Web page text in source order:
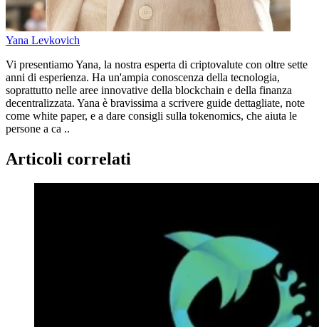
Yana Levkovich
Vi presentiamo Yana, la nostra esperta di criptovalute con oltre sette
anni di esperienza. Ha un'ampia conoscenza della tecnologia,
soprattutto nelle aree innovative della blockchain e della finanza
decentralizzata. Yana è bravissima a scrivere guide dettagliate, note
come white paper, e a dare consigli sulla tokenomics, che aiuta le
persone a ca ..
Articoli correlati